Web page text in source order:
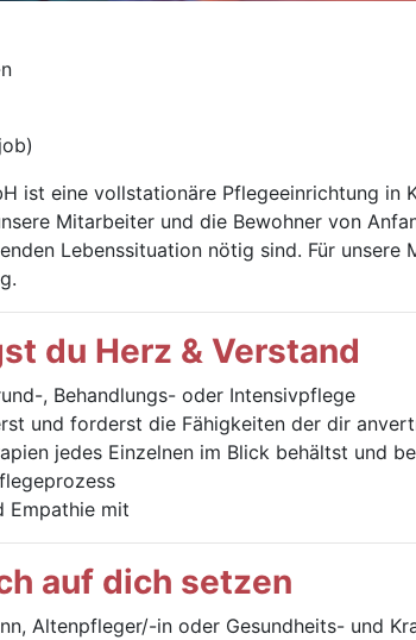
ist eine vollstationäre Pflegeeinrichtung in
Mitarbeiter und die Bewohner von
Lebenssituation nötig sind. Für
du Herz & Verstand
, Behandlungs- oder Intensivpflege
und forderst die Fähigkeiten der dir
jedes Einzelnen im Blick behältst und
Empathie mit
auf dich setzen
Altenpfleger/-in oder Gesundheits- und